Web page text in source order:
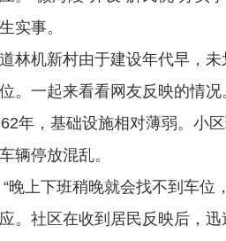
实事。
林机新村由于建设年代早，
。一起来看看网友反映的情况
年，基础设施相对薄弱。小
辆停放混乱。
“晚上下班稍晚就会找不到车位
。社区在收到居民反映后，